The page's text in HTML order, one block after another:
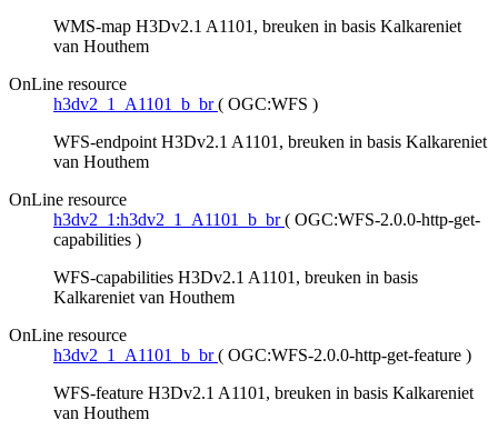
WMS-map H3Dv2.1 A1101, breuken in basis Kalkareniet
van Houthem
OnLine resource
h3dv2_1_A1101_b_br ( OGC:WFS )
WFS-endpoint H3Dv2.1 A1101, breuken in basis Kalkareniet
van Houthem
OnLine resource
h3dv2_1:h3dv2_1_A1101_b_br ( OGC:WFS-2.0.0-http-get-
capabilities )
WFS-capabilities H3Dv2.1 A1101, breuken in basis
Kalkareniet van Houthem
OnLine resource
h3dv2_1_A1101_b_br ( OGC:WFS-2.0.0-http-get-feature )
WFS-feature H3Dv2.1 A1101, breuken in basis Kalkareniet
van Houthem